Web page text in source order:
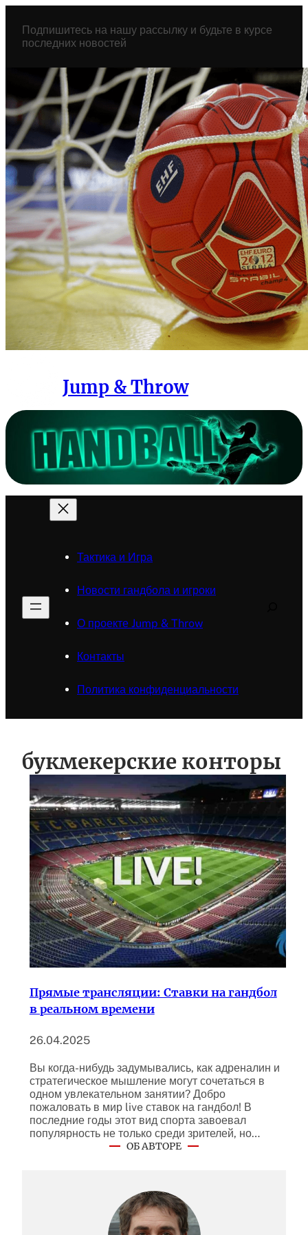
содержимому
Подпишитесь на нашу рассылку и будьте в курсе
последних новостей
Jump & Throw
Тактика и Игра
Новости гандбола и игроки
О проекте Jump & Throw
Контакты
Политика конфиденциальности
букмекерские конторы
Прямые трансляции: Ставки на гандбол
в реальном времени
26.04.2025
Вы когда-нибудь задумывались, как адреналин и
стратегическое мышление могут сочетаться в
одном увлекательном занятии? Добро
пожаловать в мир live ставок на гандбол! В
последние годы этот вид спорта завоевал
популярность не только среди зрителей, но…
ОБ АВТОРЕ